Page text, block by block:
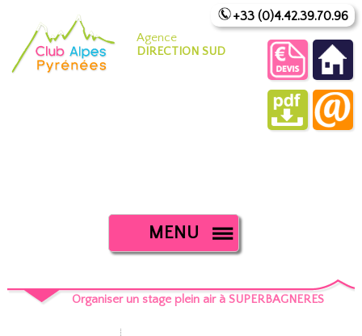
Agence
DIRECTION SUD
+33 (0)4.42.39.70.96
MENU
Organiser un stage plein air à SUPERBAGNERES